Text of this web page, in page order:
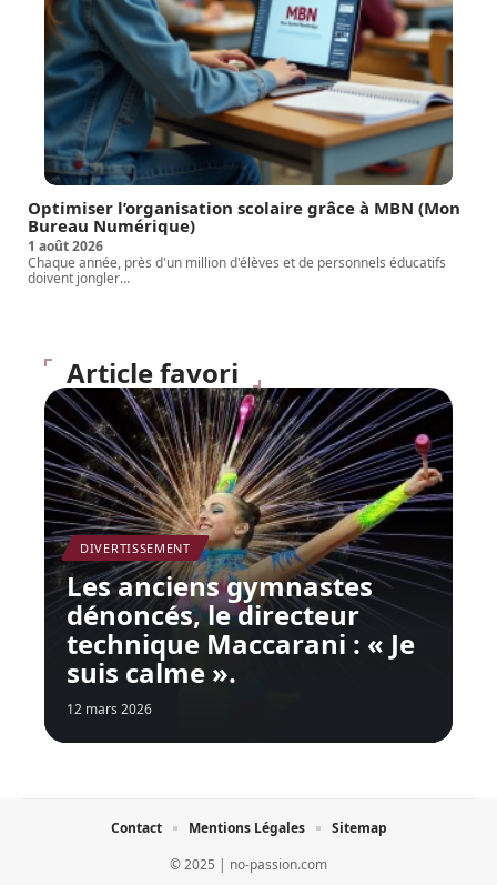
Optimiser l’organisation scolaire grâce à MBN (Mon
Bureau Numérique)
1 août 2026
Chaque année, près d'un million d'élèves et de personnels éducatifs
doivent jongler…
Article favori
DIVERTISSEMENT
Les anciens gymnastes
dénoncés, le directeur
technique Maccarani : « Je
suis calme ».
12 mars 2026
© 2025 | no-passion.com
Contact Mentions Légales Sitemap